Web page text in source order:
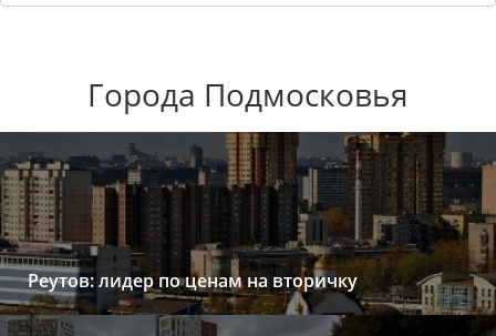
Города Подмосковья
Реутов: лидер по ценам на вторичку